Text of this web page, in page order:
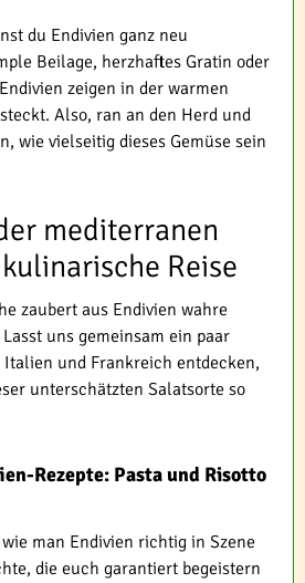
du Endivien ganz neu
Beilage, herzhaftes Gratin oder
zeigen in der warmen
Also, ran an den Herd und
wie vielseitig dieses Gemüse sein
mediterranen
Reise
zaubert aus Endivien wahre
uns gemeinsam ein paar
und Frankreich entdecken,
unterschätzten Salatsorte so
Rezepte: Pasta und Risotto
man Endivien richtig in Szene
die euch garantiert begeistern